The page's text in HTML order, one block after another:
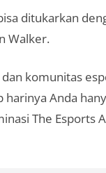
ditukarkan
Walker.
komunitas
harinya Anda
The Esports